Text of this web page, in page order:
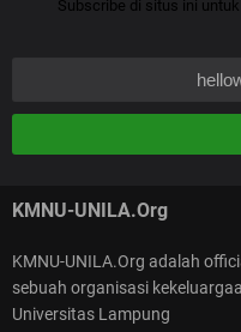
SELAMAT ATAS
Kalao gitu buat Qur'an yg
Subscribe di situs ini
KMNU-UNILA.Org
KMNU-UNILA.Org adalah
sebuah organisasi
Universitas Lampung